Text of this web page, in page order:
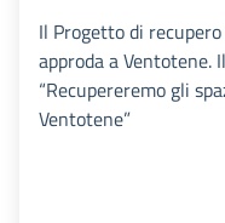
Il Progetto di
approda a Ventotene.
“Recupereremo gli
Ventotene”